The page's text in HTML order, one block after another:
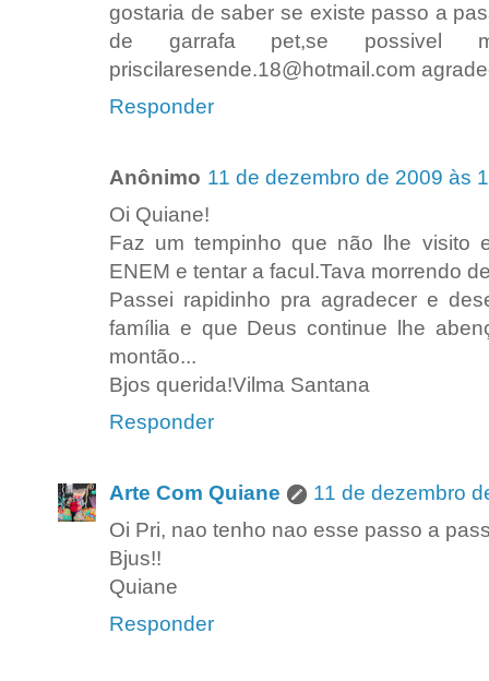
gostaria de saber se existe passo a
de garrafa pet,se possivel
priscilaresende.18@hotmail.com
Responder
Anônimo 11 de dezembro de 2009 às
Oi Quiane!
Faz um tempinho que não lhe visito
ENEM e tentar a facul.Tava morrendo
Passei rapidinho pra agradecer e
família e que Deus continue lhe
montão...
Bjos querida!Vilma Santana
Responder
Arte Com Quiane
11 de dezembro
Oi Pri, nao tenho nao esse passo a
Bjus!!
Quiane
Responder